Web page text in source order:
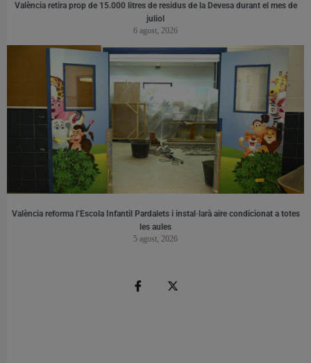
València retira prop de 15.000 litres de residus de la Devesa durant el mes de
juliol
6 agost, 2026
València reforma l’Escola Infantil Pardalets i instal·larà aire condicionat a totes
les aules
5 agost, 2026